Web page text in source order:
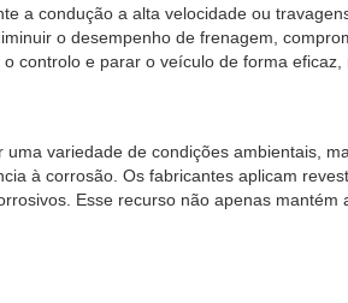
a condução a alta velocidade ou
o desempenho de frenagem,
controlo e parar o veículo de forma eficaz,
variedade de condições ambientais,
à corrosão. Os fabricantes aplicam
Esse recurso não apenas